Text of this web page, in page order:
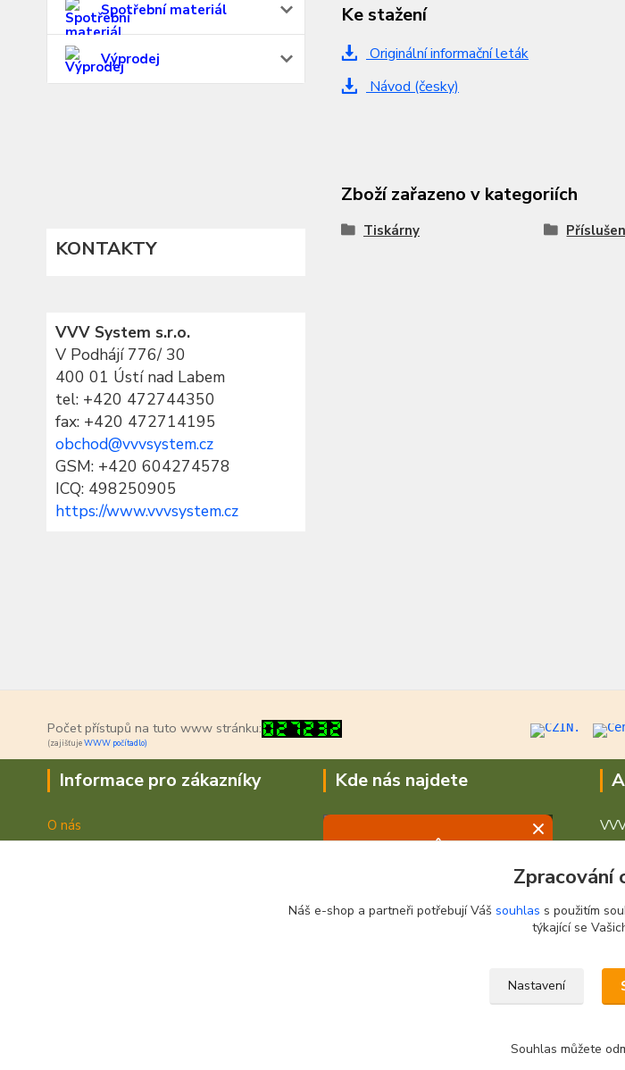
Spotřební materiál
Výprodej
KONTAKTY
VVV System s.r.o.
V Podhájí 776/ 30
400 01 Ústí nad Labem
tel: +420 472744350
fax: +420 472714195
obchod@vvvsystem.cz
GSM: +420 604274578
ICQ: 498250905
https://www.vvvsystem.cz
Ke stažení
Originální informační leták
Návod (česky)
Zboží zařazeno v kategoriích
Tiskárny
Počet přístupů na tuto www stránku:
(zajišťujeWWW počítadlo)
Informace pro zákazníky
O nás
Jak nakupovat
Kde nás najdete
V
Zpracování
Náš e-shop a partneři potřebují Váš souhlas s použitím
týkající se
Nastavení
Souhlas můžete